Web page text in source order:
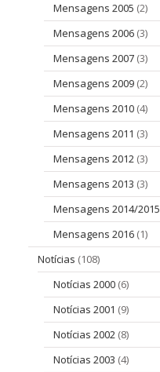
Mensagens 2005 (2)
Mensagens 2006 (3)
Mensagens 2007 (3)
Mensagens 2009 (2)
Mensagens 2010 (4)
Mensagens 2011 (3)
Mensagens 2012 (3)
Mensagens 2013 (3)
Mensagens 2014/2015
Mensagens 2016 (1)
Notícias (108)
Notícias 2000 (6)
Notícias 2001 (9)
Notícias 2002 (8)
Notícias 2003 (4)